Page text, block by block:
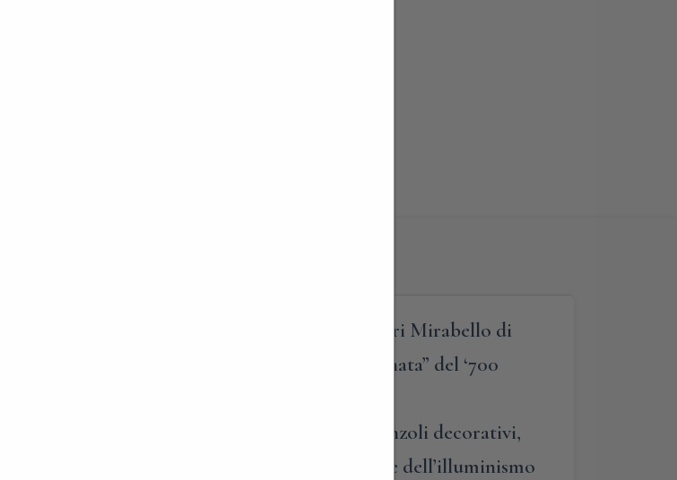
vi proponiamo una visita speciale di Villa Verri Mirabello di
da molti come “l’altra faccia illuminata” del ‘700
per l’edonismo aristocratico, i vezzi e i fronzoli decorativi,
dell’epoca, che rientra nella famosa corrente dell’illuminismo